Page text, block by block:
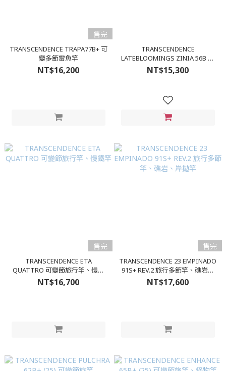
售完
TRANSCENDENCE TRAPA77B+ 可
變多節雷魚竿
NT$16,200
TRANSCENDENCE
LATEBLOOMINGS ZINIA 56B 可
變節旅行竿、多用途輕量泛用竿
NT$15,300
售完
TRANSCENDENCE ETA
QUATTRO 可變節旅行竿、慢鐵
竿
NT$16,700
售完
TRANSCENDENCE 23 EMPINADO
91S+ REV.2 旅行多節竿、礁岩、
岸拋竿
NT$17,600